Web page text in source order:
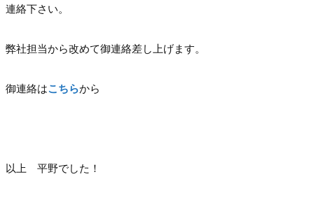
連絡下さい。
弊社担当から改めて御連絡差し上げます。
御連絡はこちらから
以上 平野でした！